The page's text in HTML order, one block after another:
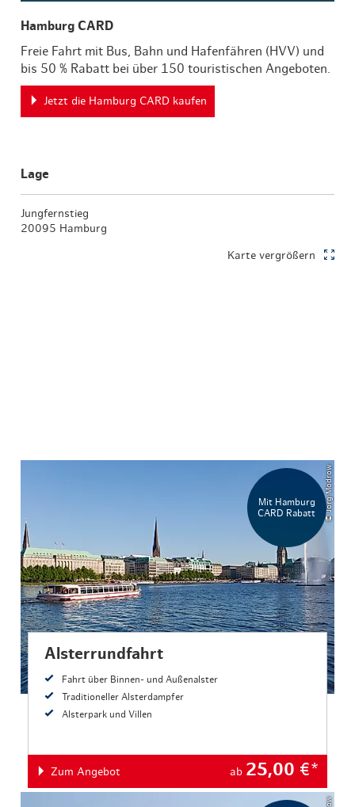
Hamburg CARD
Freie Fahrt mit Bus, Bahn und Hafenfähren (HVV) und
bis 50 % Rabatt bei über 150 touristischen Angeboten.
Jetzt die Hamburg CARD kaufen
Lage
Jungfernstieg
20095 Hamburg
Karte vergrößern
Mit Hamburg
CARD Rabatt
© Jörg Modrow
Alsterrundfahrt
Fahrt über Binnen- und Außenalster
Traditioneller Alsterdampfer
Alsterpark und Villen
Zum Angebot ab 25,00 €*